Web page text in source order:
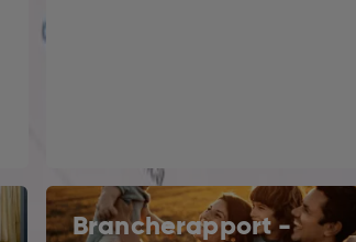
Brancherapport -